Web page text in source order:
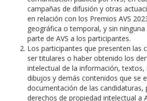
campañas de difusión y otras
en relación con los Premios AVS
geográfica o temporal, y sin
parte de AVS a los participantes.
Los participantes que presenten las
ser titulares o haber obtenido los
intelectual de la información, textos,
dibujos y demás contenidos que se
documentación de las candidaturas,
derechos de propiedad intelectual a